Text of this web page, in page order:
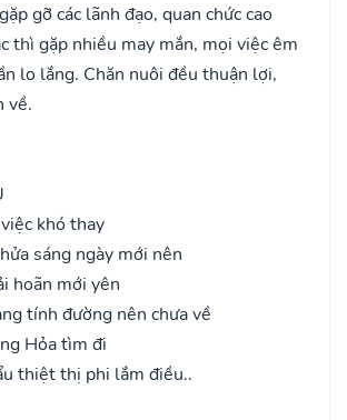
gỡ các lãnh đạo, quan chức cao
thì gặp nhiều may mắn, mọi việc êm
lo lắng. Chăn nuôi đều thuận lợi,
về.
khó thay
sáng ngày mới nên
hoãn mới yên
tính đường nên chưa về
Hỏa tìm đi
thiệt thị phi lắm điều..